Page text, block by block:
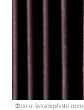
Фото: istockphoto.com